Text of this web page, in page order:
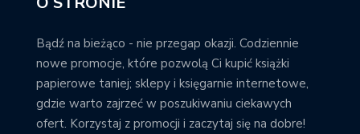
Bądź na bieżąco - nie przegap okazji. Codziennie
nowe promocje, które pozwolą Ci kupić książki
papierowe taniej; sklepy i księgarnie internetowe,
gdzie warto zajrzeć w poszukiwaniu ciekawych
ofert. Korzystaj z promocji i zaczytaj się na dobre!